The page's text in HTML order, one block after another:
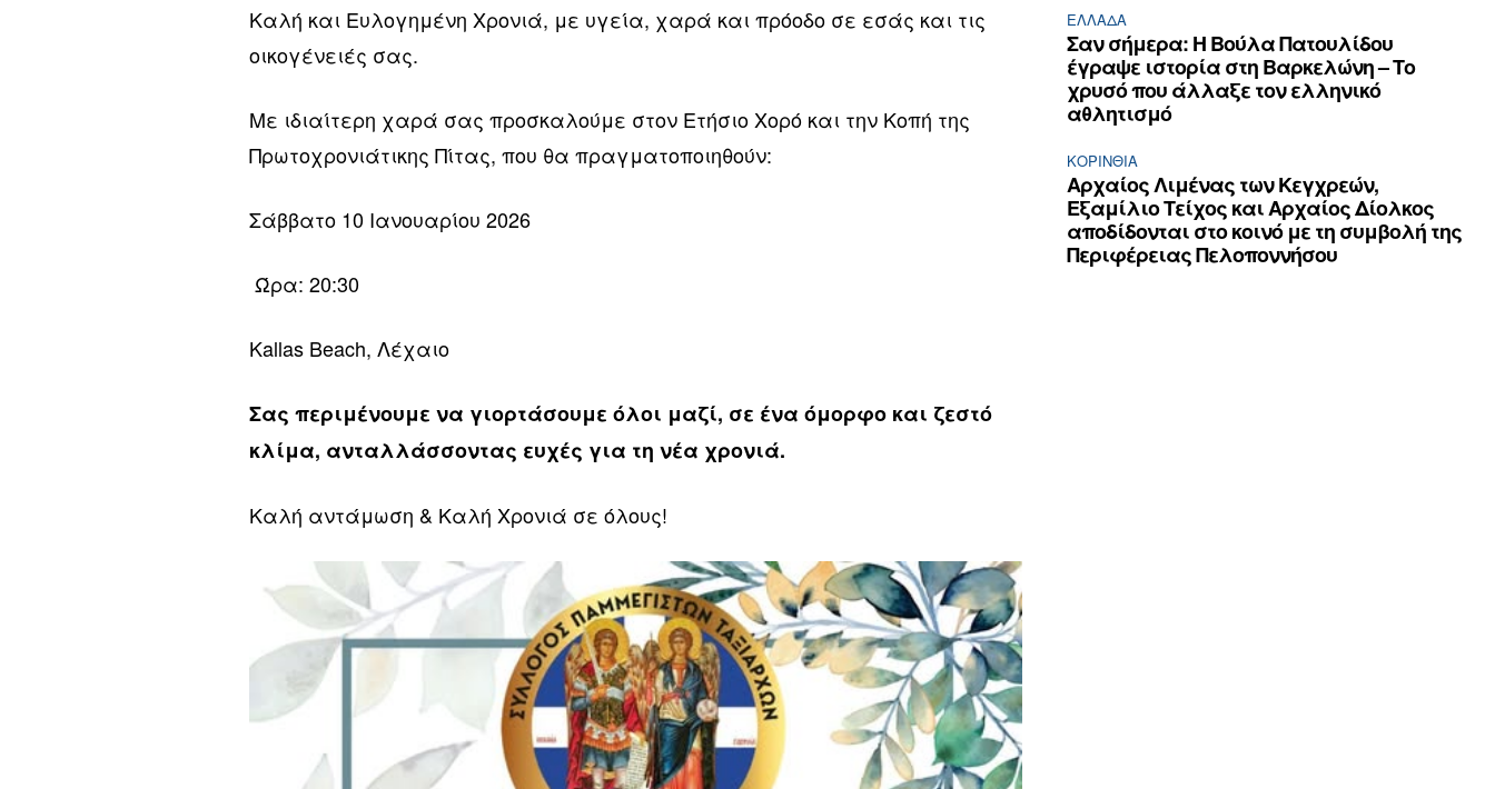
Καλή και Ευλογημένη Χρονιά, με υγεία, χαρά και πρόοδο σε εσάς και τις
οικογένειές σας.
Με ιδιαίτερη χαρά σας προσκαλούμε στον Ετήσιο Χορό και την Κοπή της
Πρωτοχρονιάτικης Πίτας, που θα πραγματοποιηθούν:
Σάββατο 10 Ιανουαρίου 2026
Ώρα: 20:30
Kallas Beach, Λέχαιο
Σας περιμένουμε να γιορτάσουμε όλοι μαζί, σε ένα όμορφο και ζεστό
κλίμα, ανταλλάσσοντας ευχές για τη νέα χρονιά.
Καλή αντάμωση & Καλή Χρονιά σε όλους!
ΕΛΛΆΔΑ
Σαν σήμερα: Η Βούλα Πατουλίδου
έγραψε ιστορία στη Βαρκελώνη – Το
χρυσό που άλλαξε τον ελληνικό
αθλητισμό
ΚΟΡΙΝΘΊΑ
Αρχαίος Λιμένας των Κεγχρεών,
Εξαμίλιο Τείχος και Aρχαίος Δίολκος
αποδίδονται στο κοινό με τη συμβολή της
Περιφέρειας Πελοποννήσου